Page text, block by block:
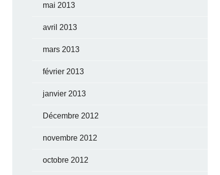
mai 2013
avril 2013
mars 2013
février 2013
janvier 2013
Décembre 2012
novembre 2012
octobre 2012